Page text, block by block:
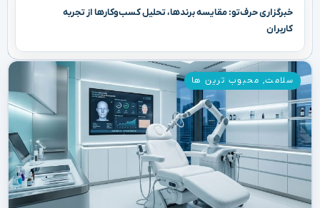
خبرگزاری حرف‌تو: مقایسه برندها، تحلیل کسب‌وکارها از تجربه
کاربران
سلامت, محبوب ترین ها